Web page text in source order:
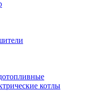
котлы